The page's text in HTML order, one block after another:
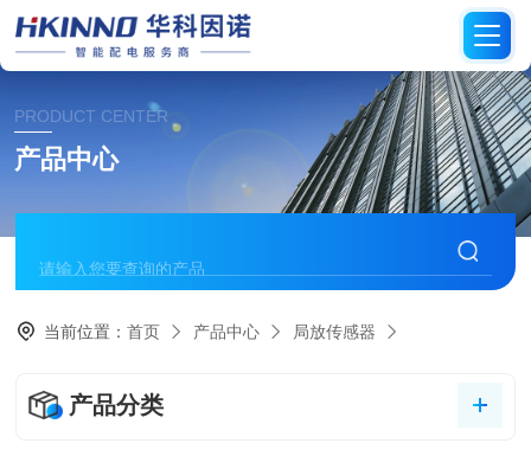
PRODUCT CENTER
产品中心
当前位置：首页 产品中心 局放传感器
产品分类